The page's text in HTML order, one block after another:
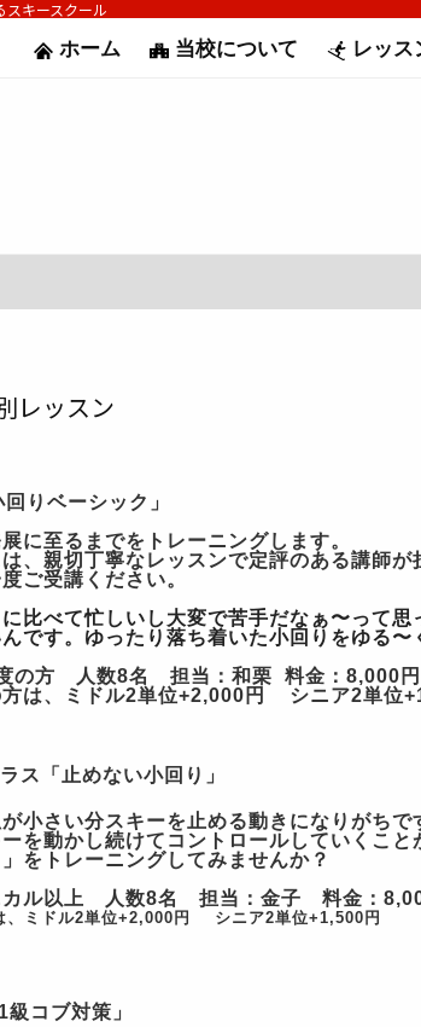
キースクール
ホーム 当校について レッス
レッスン
回りベーシック」
に至るまでをトレーニングします。
、親切丁寧なレッスンで定評のある講師が
ご受講ください。
に比べて忙しいし大変で苦手だなぁ〜って思
です。 ゆったり落ち着いた小回りをゆる〜
の方 人数8名 担当：和栗料金：8,000円
は、ミドル2単位+2,000円 シニア2単位
ス 「 止めない小回り」
小さい分スキーを止める動きになりがちで
を動かし続けてコントロールしていくこと
」をトレーニングしてみませんか？
カル以上 人数8名 担当：金子料金：
、ミドル2単位+2,000円 シニア2単位+1,500円
1級コブ対策」